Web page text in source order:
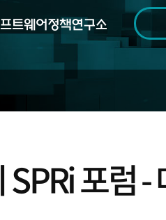
검색범위
기간 전
SPRi 포럼